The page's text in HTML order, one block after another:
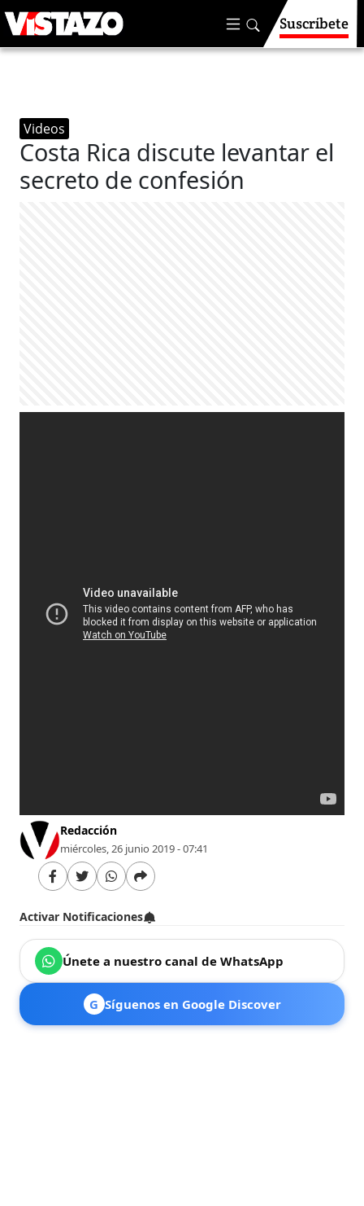
Suscríbete
Videos
Costa Rica discute levantar el
secreto de confesión
Redacción
miércoles, 26 junio 2019 - 07:41
Activar Notificaciones
Únete a nuestro canal de WhatsApp
G Síguenos en Google Discover